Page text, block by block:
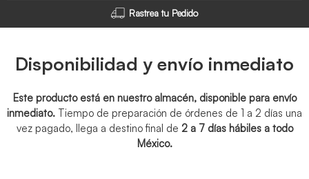
Rastrea tu Pedido
Disponibilidad y envío inmediato
Este producto está en nuestro almacén, disponible para envío
inmediato. Tiempo de preparación de órdenes de 1 a 2 días una
vez pagado, llega a destino final de 2 a 7 días hábiles a todo
México.